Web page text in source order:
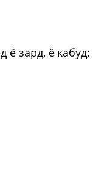
ё зард, ё кабуд;